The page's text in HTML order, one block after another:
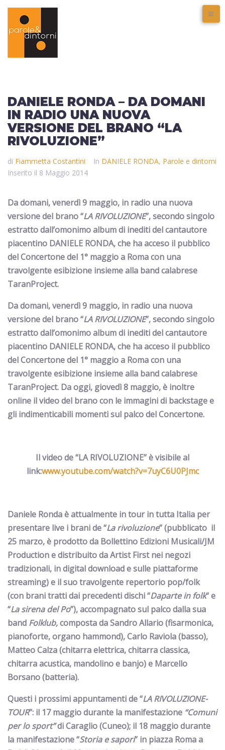
DANIELE RONDA – DA DOMANI
IN RADIO UNA NUOVA
VERSIONE DEL BRANO “LA
RIVOLUZIONE”
di Fiammetta Costantini In DANIELE RONDA, Parole e dintorni
Inserito il 8 Maggio 2014
Da domani, venerdì 9 maggio, in radio una nuova
versione del brano “LA RIVOLUZIONE”, secondo singolo
estratto dall’omonimo album di inediti del cantautore
piacentino DANIELE RONDA, che ha acceso il pubblico
del Concertone del 1° maggio a Roma con una
travolgente esibizione insieme alla band calabrese
TaranProject.
Da domani, venerdì 9 maggio, in radio una nuova
versione del brano “LA RIVOLUZIONE”, secondo singolo
estratto dall’omonimo album di inediti del cantautore
piacentino DANIELE RONDA, che ha acceso il pubblico
del Concertone del 1° maggio a Roma con una
travolgente esibizione insieme alla band calabrese
TaranProject. Da oggi, giovedì 8 maggio, è inoltre
online il video del brano con le immagini di backstage e
gli indimenticabili momenti sul palco del Concertone.
Il video de “LA RIVOLUZIONE” è visibile al
link:www.youtube.com/watch?v=7uyC6U0PJmc
Daniele Ronda è attualmente in tourin tutta Italia per
presentare live i brani de“La rivoluzione”(pubblicato il
25 marzo, è prodotto da Bollettino Edizioni Musicali/JM
Production e distribuito da Artist First nei negozi
tradizionali, in digital download e sulle piattaforme
streaming)e il suo travolgente repertorio pop/folk
(con brani tratti dai precedenti dischi“Daparte in folk“e
“La sirena del Po”),accompagnato sul palco dalla sua
band Folklub,composta daSandro Allario(fisarmonica,
pianoforte, organo hammond),Carlo Raviola(basso),
Matteo Calza(chitarra elettrica, chitarra classica,
chitarra acustica, mandolino e banjo) e Marcello
Borsano(batteria).
Questi i prossimi appuntamenti de “LA RIVOLUZIONE-
TOUR”: il 17 maggiodurante la manifestazione “Comuni
per lo sport”diCaraglio(Cuneo); il 18 maggiodurante
la manifestazione “Storia e sapori” in piazza Roma a